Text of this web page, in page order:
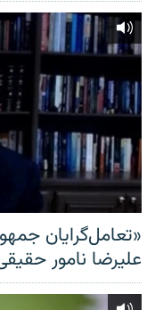
«تعامل‌گرایان
علیرضا نامور